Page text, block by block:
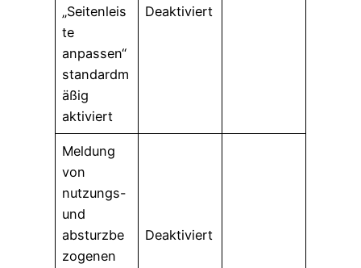
„Seitenleis
te
anpassen“
standardm
äßig
aktiviert
Deaktiviert
Meldung
von
nutzungs-
und
absturzbe
zogenen
Deaktiviert